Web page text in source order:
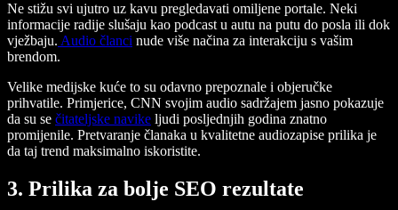
Ne stižu svi ujutro uz kavu pregledavati omiljene portale. Neki
informacije radije slušaju kao podcast u autu na putu do posla ili dok
vježbaju. Audio članci nude više načina za interakciju s vašim
brendom.
Velike medijske kuće to su odavno prepoznale i objeručke
prihvatile. Primjerice, CNN svojim audio sadržajem jasno pokazuje
da su se čitateljske navike ljudi posljednjih godina znatno
promijenile. Pretvaranje članaka u kvalitetne audiozapise prilika je
da taj trend maksimalno iskoristite.
3. Prilika za bolje SEO rezultate